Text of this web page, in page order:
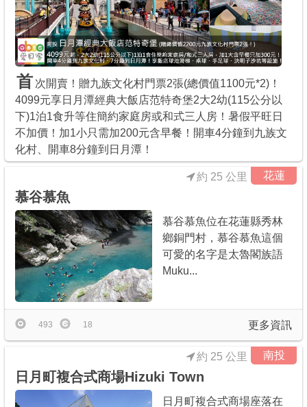
首 次開賣！贈九族文化村門票2張(總價值1100元*2)！
4099元享日月潭經典大飯店范特奇堡2大2幼(115公分以
下)1泊1食升等住簡約家庭房或和式三人房！暑假平旺日
不加價！加1小只需加200元含早餐！開車4分鐘到九族文
化村、開車8分鐘到日月潭！
花蓮
慕谷慕魚
約 25 公里
慕谷慕魚位在花蓮縣秀林
鄉銅門村，慕谷慕魚這個
可愛的名字是太魯閣族語
Muku...
更多資訊
493 18
南投
日月町複合式商場Hizuki Town
約 25 公里
日月町複合式商場座落在